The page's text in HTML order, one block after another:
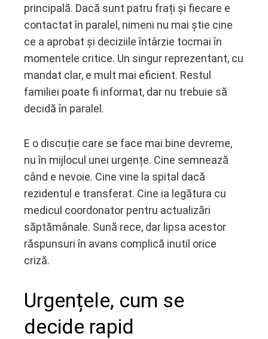
principală. Dacă sunt patru frați și fiecare e
contactat în paralel, nimeni nu mai știe cine
ce a aprobat și deciziile întârzie tocmai în
momentele critice. Un singur reprezentant, cu
mandat clar, e mult mai eficient. Restul
familiei poate fi informat, dar nu trebuie să
decidă în paralel.
E o discuție care se face mai bine devreme,
nu în mijlocul unei urgențe. Cine semnează
când e nevoie. Cine vine la spital dacă
rezidentul e transferat. Cine ia legătura cu
medicul coordonator pentru actualizări
săptămânale. Sună rece, dar lipsa acestor
răspunsuri în avans complică inutil orice
criză.
Urgențele, cum se
decide rapid